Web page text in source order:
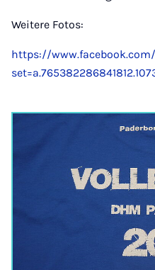
Weitere Fotos:
https://